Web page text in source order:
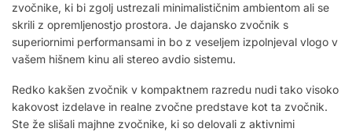
zvočnike, ki bi zgolj ustrezali minimalističnim ambientom ali se
skrili z opremljenostjo prostora. Je dajansko zvočnik s
superiornimi performansami in bo z veseljem izpolnjeval vlogo v
vašem hišnem kinu ali stereo avdio sistemu.
Redko kakšen zvočnik v kompaktnem razredu nudi tako visoko
kakovost izdelave in realne zvočne predstave kot ta zvočnik.
Ste že slišali majhne zvočnike, ki so delovali z aktivnimi